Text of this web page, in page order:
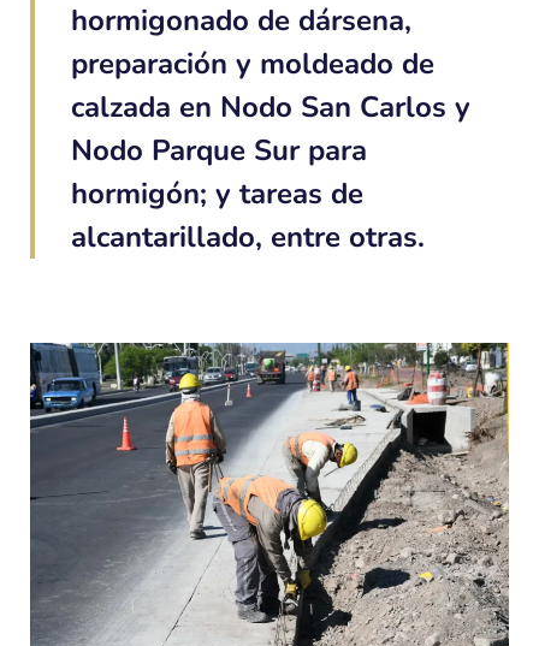
hormigonado de dársena,
preparación y moldeado de
calzada en Nodo San Carlos y
Nodo Parque Sur para
hormigón; y tareas de
alcantarillado, entre otras.